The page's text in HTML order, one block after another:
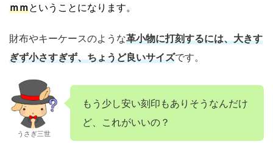
ｍｍということになります。
財布やキーケースのような革小物に打刻するには、大きす
ぎず小さすぎず、ちょうど良いサイズです。
うさぎ三世
もう少し安い刻印もありそうなんだけ
ど、これがいいの？